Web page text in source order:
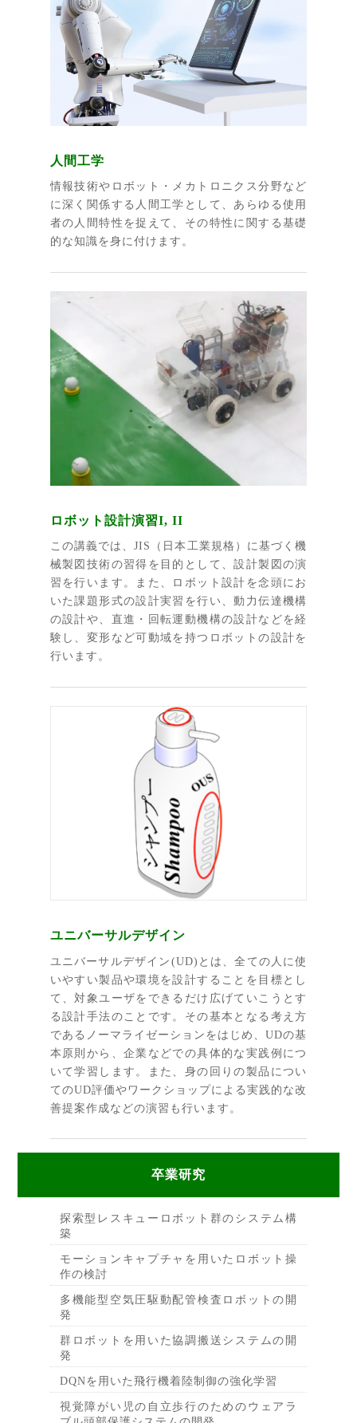
人間工学
情報技術やロボット・メカトロニクス分野など
に深く関係する人間工学として、あらゆる使用
者の人間特性を捉えて、その特性に関する基礎
的な知識を身に付けます。
ロボット設計演習I, II
この講義では、JIS（日本工業規格）に基づく機
械製図技術の習得を目的として、設計製図の演
習を行います。また、ロボット設計を念頭にお
いた課題形式の設計実習を行い、動力伝達機構
の設計や、直進・回転運動機構の設計などを経
験し、変形など可動域を持つロボットの設計を
行います。
ユニバーサルデザイン
ユニバーサルデザイン(UD)とは、全ての人に使
いやすい製品や環境を設計することを目標とし
て、対象ユーザをできるだけ広げていこうとす
る設計手法のことです。その基本となる考え方
であるノーマライゼーションをはじめ、UDの基
本原則から、企業などでの具体的な実践例につ
いて学習します。また、身の回りの製品につい
てのUD評価やワークショップによる実践的な改
善提案作成などの演習も行います。
卒業研究
探索型レスキューロボット群のシステム構
築
モーションキャプチャを用いたロボット操
作の検討
多機能型空気圧駆動配管検査ロボットの開
発
群ロボットを用いた協調搬送システムの開
発
DQNを用いた飛行機着陸制御の強化学習
視覚障がい児の自立歩行のためのウェアラ